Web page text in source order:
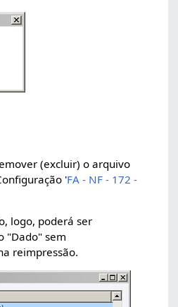
(excluir) o arquivo
'FA - NF - 172 -
logo, poderá ser
"Dado" sem
reimpressão.